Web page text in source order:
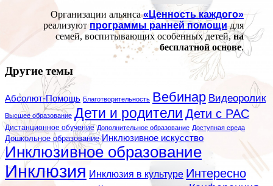
Организации альянса«Ценность каждого»
реализуют программы ранней помощидля
семей, воспитывающих особенных детей,на
бесплатной основе.
Другие темы
Абсолют-Помощь Благотворительность Вебинар Видеоролик
Высшее образование Дети и родители Дети с РАС
Дистанционное обучение Дополнительное образование Доступная среда
Дошкольное образование Инклюзивное искусство
Инклюзивное образование
Инклюзия Инклюзия в культуре Интересно